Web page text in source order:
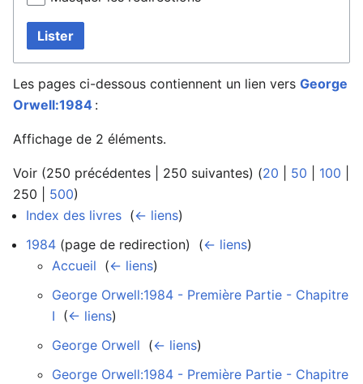
Lister
Les pages ci-dessous contiennent un lien vers George
Orwell:1984 :
Affichage de 2 éléments.
Voir (250 précédentes 250 suivantes) (20 50 100
250
500)
Index des livres (← liens)
1984 (page de redirection) ‎ (← liens)
Accueil (← liens)
George Orwell:1984 - Première Partie - Chapitre
I (← liens)
George Orwell (← liens)
George Orwell:1984 - Première Partie - Chapitre